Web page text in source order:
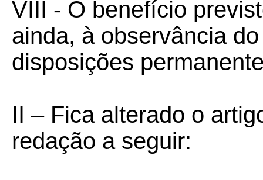
VIII - O benefício
ainda, à observância
disposições
II – Fica alterado o
redação a seguir: